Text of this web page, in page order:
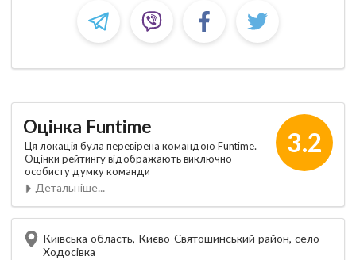
3.2
Оцінка Funtime
Ця локація була перевірена командою Funtime.
Оцінки рейтингу відображають виключно
особисту думку команди
Детальніше...
Київська область, Києво-Святошинський район, село
Ходосівка